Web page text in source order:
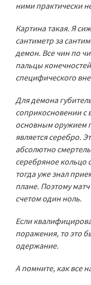
ними практически
Картина такая. Я
сантиметр за
демон. Все чин по
пальцы
специфического
Для демона
соприкосновении с
основным оружием
является серебро.
абсолютно
серебряное кольцо
тогда уже знал
плане. Поэтому
счетом один ноль.
Если
поражения, то это
одержание.
А помните, как все